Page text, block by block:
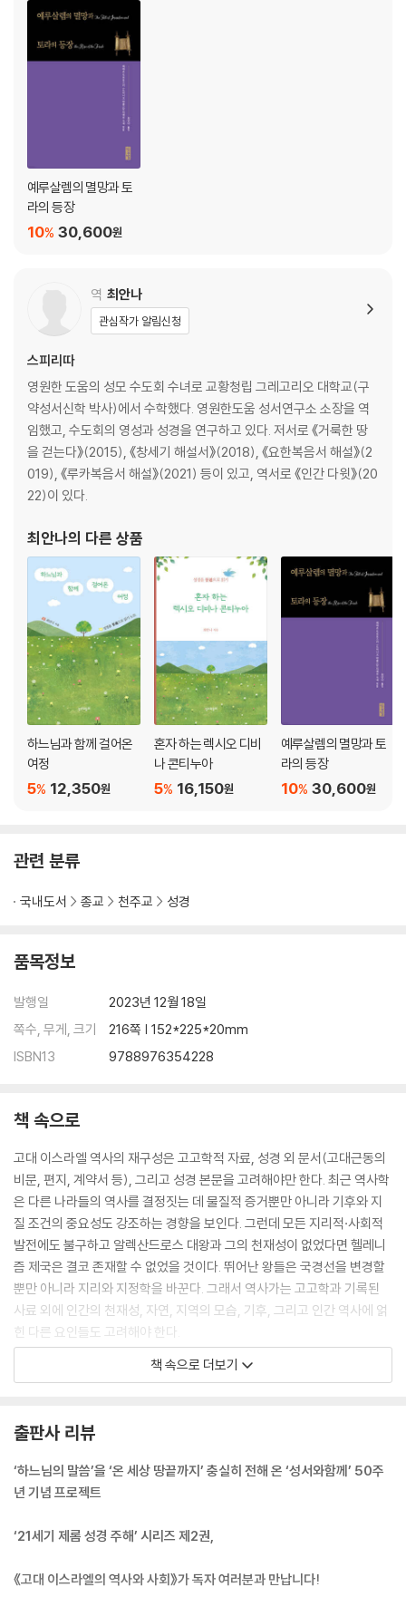
3.2.1. 이주와 바다 민족 _066
3.2.2. 이집트의 반응 _068
3.3. 이스라엘의 등장: 성경의 이집트 탈출과 정복 _069
3.3.1. 이집트 탈출을 언급하는 성경의 출처 _070
3.3.2. 가나안 정복: 칼로 또는 말씀으로? _073
3.3.3. 정복 가설 _073
3.3.4. 목축 유목민 가설(침투 모델) _076
3.3.5. 농민 봉기 가설(봉기 모델) _077
3.3.6. 개척자 정착 모델 _078
3.3.7. 농촌화 가설 _078
3.3.8. 종합 _079
4.1. 역사 개요 _081
4.2. 정치와 문화의 역사 _081
4.3.1. 고고학적 통찰 _083
4.3.2. 부족사회 모델들과 판관기 _087
4.3.3. 땅과 두루마리에 남은 이스라엘 지파의 흔적 _091
5. 이스라엘과 유다의 족장 체제와 왕정(기원전 11세기 말에서 9세기 초까
지) _092
5.1. 역사 개요 _092
5.2.1. 레반트 남부에 관심 없는 아시리아 _093
5.2.2. 레반트를 지배하려는 이집트의 시도 _093
5.2.3. 이스라엘과 유다에 대한 페니키아의 간접 지배 _095
5.2.4. 지역 족장과 왕 사이의 사소한 접전 _097
5.2.5. 요르단 동쪽 _098
5.2.6. 아람 왕국들 _098
5.2.7. 필리스티아의 팽창 _100
5.3. 이스라엘과 유다의 족장 체제 _101
5.4. 이스라엘과 유다의 왕정을 향한 단계 _104
5.5. 완전히 수립된 왕국을 향하여 _107
5.5.1. 유다와 이스라엘 사이의 정치적·군사적 긴장 _107
5.5.2. 오므리 왕조 _108
6.2. 정치와 문화의 역사 _111
6.2.2. 아다드-니라리 3세가 도입한 새로운 정치 전략 _115
6.3. 기원전 9세기와 8세기 이스라엘의 흥망성쇠 _120
6.3.1. 아시리아와 이스라엘의 관계 개요 _120
6.3.2. 사마리아의 정치적 음모 _122
6.4. 이스라엘 통치 아래에서 유다 _133
6.4.1. 오므리 왕조와 맺은 결혼 조약의 암울한 면 _133
6.4.2. 요아스 치하에서 종교의 쇄신(기원전 836-798) _135
7. 최초의 세계 제국 아래에서 살기(신아시리아 시대: 기원전 8-7세기) _
142
7.1. 역사 개요 _142
7.2. 정치와 문화의 역사 _143
7.3. 아시리아 제국의 시작(기원전 744-727) _144
7.3.1. 티글랏-필에세르 3세 통치의 개요 _144
7.3.2. 티글랏-필에세르 3세의 영토 및 군사적 팽창 _145
7.4. 샬만에세르 5세와 사르곤 2세 치하에서 이루어진 아시리아 팽창의
새 물결 _158
7.4.1. 사마리아의 함락 _160
7.4.2. 아시리아에 대한 유다의 충성 _163
7.5. 산헤립에서 앗슈르바니팔까지 _163
7.6. 제국 통치 아래에서 살기 _170
7.6.2. 아시리아의 행정 구조 _172
7.6.3. 아시리아의 정보망: ‘빅 브라더의 눈’ 아래에서 _175
8.1. 역사 개요 _180
예루살렘의 멸망과 토
라의 등장
30,600원
10%
역 최안나
관심작가 알림신청
스피리따
영원한 도움의 성모 수도회 수녀로 교황청립 그레고리오 대학교(구
약성서신학 박사)에서 수학했다. 영원한도움 성서연구소 소장을 역
임했고, 수도회의 영성과 성경을 연구하고 있다. 저서로 《거룩한 땅
을 걷는다》(2015), 《창세기 해설서》(2018), 《요한복음서 해설》(2
019), 《루카복음서 해설》(2021) 등이 있고, 역서로 《인간 다윗》(20
22)이 있다.
최안나의 다른 상품
하느님과 함께 걸어온
여정
12,350원
5%
혼자 하는 렉시오 디비
나 콘티누아
16,150원
5%
예루살렘의 멸망과 토
라의 등장
30,600원
10%
관련 분류
국내도서 종교 천주교 성경
품목정보
발행일
2023년 12월 18일
쪽수, 무게, 크기
216쪽 | 152*225*20mm
ISBN13
9788976354228
책 속으로
고대 이스라엘 역사의 재구성은 고고학적 자료, 성경 외 문서(고대근동의
비문, 편지, 계약서 등), 그리고 성경 본문을 고려해야만 한다. 최근 역사학
은 다른 나라들의 역사를 결정짓는 데 물질적 증거뿐만 아니라 기후와 지
질 조건의 중요성도 강조하는 경향을 보인다. 그런데 모든 지리적·사회적
발전에도 불구하고 알렉산드로스 대왕과 그의 천재성이 없었다면 헬레니
즘 제국은 결코 존재할 수 없었을 것이다. 뛰어난 왕들은 국경선을 변경할
뿐만 아니라 지리와 지정학을 바꾼다. 그래서 역사가는 고고학과 기록된
사료 외에 인간의 천재성, 자연, 지역의 모습, 기후, 그리고 인간 역사에 얽
힌 다른 요인들도 고려해야 한다.
--- p.37-38
연결되었으며, 이스라엘 법체계의 신학적 기초의 하나가 되어 땅을 차지할
수 있는 근거를 제공했다. 하느님께서 이스라엘을 이집트의 노예살이에서
이끌어 내셨다는 것은 이스라엘 신조의 중심 기둥 중 하나가 되었다. 이스
언급하는 성경 본문은 유배기 이후에 서로 긴장 관계에 있던 매우 이질적
술’과 ‘신학’에서 가장 중요한 부분이 되었다.
책 속으로 더보기
출판사 리뷰
‘하느님의 말씀’을 ‘온 세상 땅끝까지’ 충실히 전해 온 ‘성서와함께’ 50주
년 기념 프로젝트
‘21세기 제롬 성경 주해’ 시리즈 제2권,
《고대 이스라엘의 역사와 사회》가 독자 여러분과 만납니다!